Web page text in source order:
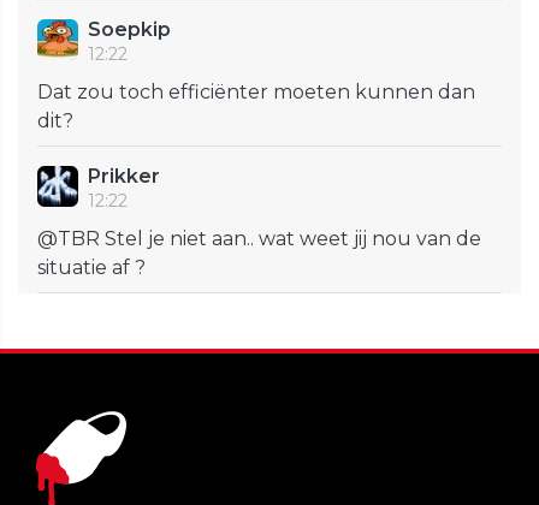
Soepkip
12:22
Dat zou toch efficiënter moeten kunnen dan
dit?
Prikker
12:22
@TBR Stel je niet aan.. wat weet jij nou van de
situatie af ?